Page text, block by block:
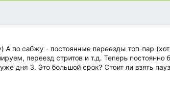
А по сабжу - постоянные переезды топ-пар
переезд стритов и т.д. Теперь
дня 3. Это большой срок? Стоит ли взять